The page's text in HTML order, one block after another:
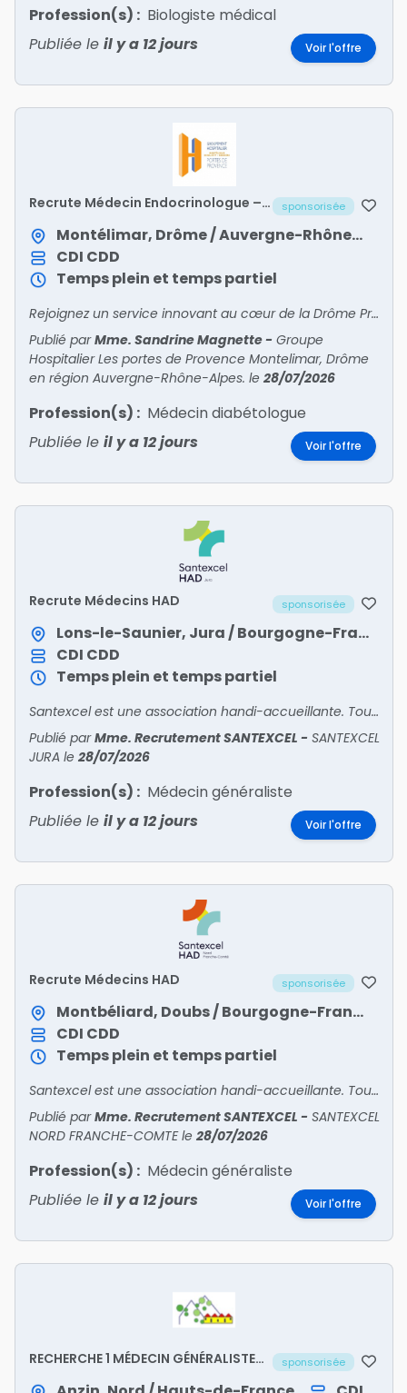
Profession(s) : Biologiste médical
Publiée le il y a 12 jours Voir l'offre
Recrute Médecin Endocrinologue –
sponsorisée
Montélimar, Drôme / Auvergne-Rhône-Alpes
CDI CDD
Temps plein et temps partiel
Rejoignez un service innovant au cœur de la Drôme Provençale !
Publié parMme. Sandrine Magnette- Groupe
Hospitalier Les portes de Provence Montelimar, Drôme
en région Auvergne-Rhône-Alpes. le 28/07/2026
Profession(s) : Médecin diabétologue
Publiée le il y a 12 jours Voir l'offre
Recrute Médecins HAD sponsorisée
Lons-le-Saunier, Jura / Bourgogne-Franche-Comté
CDI CDD
Temps plein et temps partiel
Santexcel est une association handi-accueillante. Tous nos postes sont ouverts aux personnes en situation de handicap.
Publié parMme. Recrutement SANTEXCEL - SANTEXCEL
JURA le 28/07/2026
Profession(s) : Médecin généraliste
Publiée le il y a 12 jours Voir l'offre
Recrute Médecins HAD sponsorisée
Montbéliard, Doubs / Bourgogne-Franche-Comté
CDI CDD
Temps plein et temps partiel
Santexcel est une association handi-accueillante. Tous nos postes sont ouverts aux personnes en situation de handicap.
Publié parMme. Recrutement SANTEXCEL - SANTEXCEL
NORD FRANCHE-COMTEle 28/07/2026
Profession(s) : Médecin généraliste
Publiée le il y a 12 jours Voir l'offre
RECHERCHE 1 MÉDECIN GÉNÉRALISTE
sponsorisée